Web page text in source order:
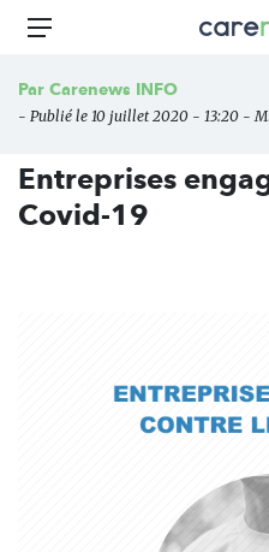
Aller
principal
des
Menu
Par Carenews INFO
- Publié le 10 juillet 2020 - 13:20 -
Entreprises
Covid-19